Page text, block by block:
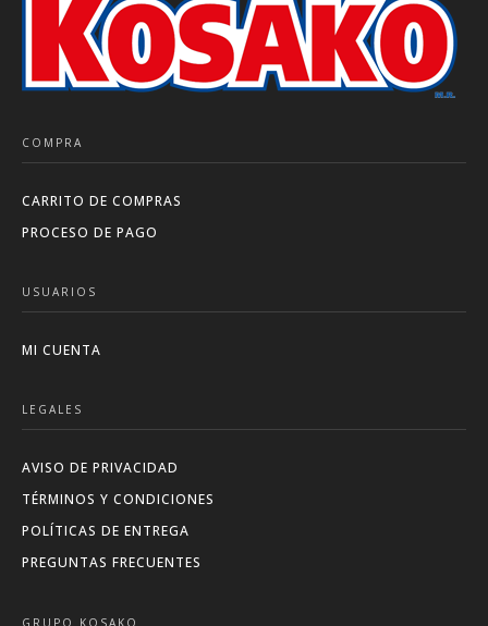
COMPRA
CARRITO DE COMPRAS
PROCESO DE PAGO
USUARIOS
MI CUENTA
LEGALES
AVISO DE PRIVACIDAD
TÉRMINOS Y CONDICIONES
POLÍTICAS DE ENTREGA
PREGUNTAS FRECUENTES
GRUPO KOSAKO